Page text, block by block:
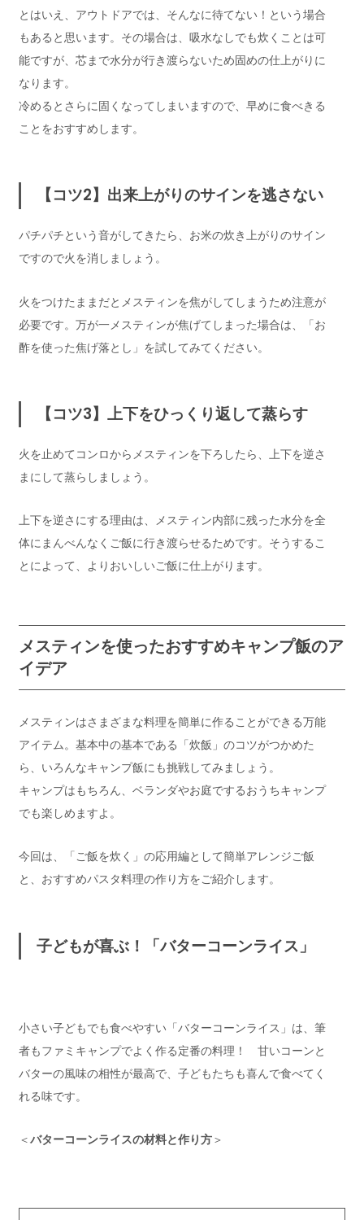
とはいえ、アウトドアでは、そんなに待てない！という場合
もあると思います。その場合は、吸水なしでも炊くことは可
能ですが、芯まで水分が行き渡らないため固めの仕上がりに
なります。
冷めるとさらに固くなってしまいますので、早めに食べきる
ことをおすすめします。
【コツ2】出来上がりのサインを逃さない
パチパチという音がしてきたら、お米の炊き上がりのサイン
ですので火を消しましょう。
火をつけたままだとメスティンを焦がしてしまうため注意が
必要です。万が一メスティンが焦げてしまった場合は、「お
酢を使った焦げ落とし」を試してみてください。
【コツ3】上下をひっくり返して蒸らす
火を止めてコンロからメスティンを下ろしたら、上下を逆さ
まにして蒸らしましょう。
上下を逆さにする理由は、メスティン内部に残った水分を全
体にまんべんなくご飯に行き渡らせるためです。そうするこ
とによって、よりおいしいご飯に仕上がります。
メスティンを使ったおすすめキャンプ飯のア
イデア
メスティンはさまざまな料理を簡単に作ることができる万能
アイテム。基本中の基本である「炊飯」のコツがつかめた
ら、いろんなキャンプ飯にも挑戦してみましょう。
キャンプはもちろん、ベランダやお庭でするおうちキャンプ
でも楽しめますよ。
今回は、「ご飯を炊く」の応用編として簡単アレンジご飯
と、おすすめパスタ料理の作り方をご紹介します。
子どもが喜ぶ！「バターコーンライス」
小さい子どもでも食べやすい「バターコーンライス」は、筆
者もファミキャンプでよく作る定番の料理！ 甘いコーンと
バターの風味の相性が最高で、子どもたちも喜んで食べてく
れる味です。
＜バターコーンライスの材料と作り方＞